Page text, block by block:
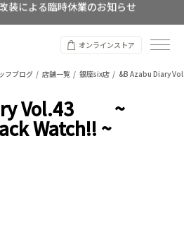
ディースオーダースーツ
夏季休業のお知らせオンラインストア
フブログ 店舗一覧 銀座six店 &B Azabu Diary
Vol.43 ~
Watch!! ~